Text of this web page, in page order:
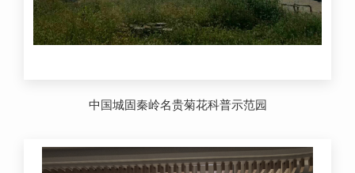
中国城固秦岭名贵菊花科普示范园